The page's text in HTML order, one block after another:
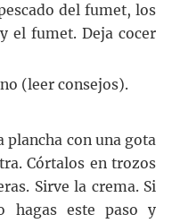
del fumet, los
el fumet. Deja cocer
(leer consejos).
plancha con una gota
Córtalos en trozos
Sirve la crema. Si
hagas este paso y